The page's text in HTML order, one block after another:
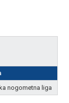
nogometna liga